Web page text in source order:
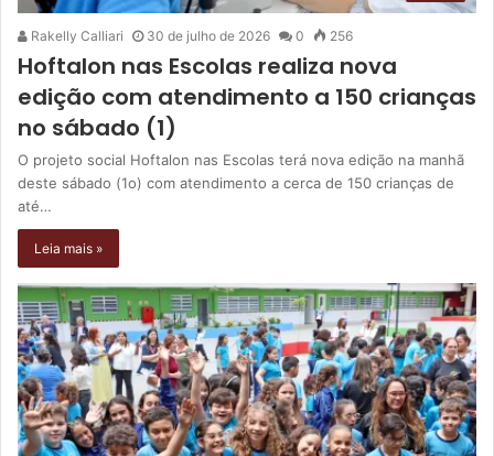
Rakelly Calliari 30 de julho de 2026 0 256
Hoftalon nas Escolas realiza nova
edição com atendimento a 150 crianças
no sábado (1)
O projeto social Hoftalon nas Escolas terá nova edição na manhã
deste sábado (1o) com atendimento a cerca de 150 crianças de
até…
Leia mais »